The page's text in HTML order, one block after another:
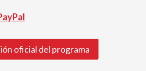
oficial del programa